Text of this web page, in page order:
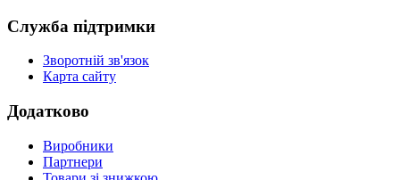
Служба підтримки
Зворотній зв'язок
Карта сайту
Додатково
Виробники
Партнери